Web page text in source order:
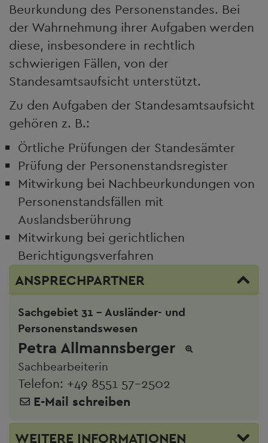
Beurkundung des Personenstandes. Bei
der Wahrnehmung ihrer Aufgaben werden
diese, insbesondere in rechtlich
schwierigen Fällen, von der
Standesamtsaufsicht unterstützt.
Zu den Aufgaben der Standesamtsaufsicht
gehören z. B.:
Örtliche Prüfungen der Standesämter
Prüfung der Personenstandsregister
Mitwirkung bei Nachbeurkundungen von
Personenstandsfällen mit
Auslandsberührung
Mitwirkung bei gerichtlichen
Berichtigungsverfahren
ANSPRECHPARTNER
Sachgebiet 31 - Ausländer- und
Personenstandswesen
Petra Allmannsberger
Sachbearbeiterin
Telefon: +49 8551 57-2502
E-Mail schreiben
WEITERE INFORMATIONEN